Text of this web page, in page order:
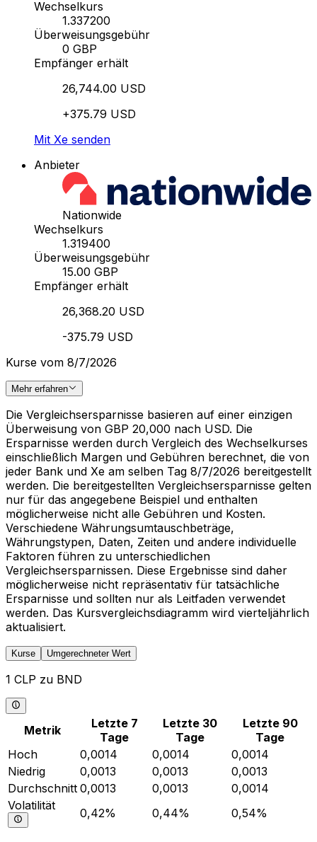
Wechselkurs
1.337200
Überweisungsgebühr
0 GBP
Empfänger erhält
26,744.00 USD
+375.79 USD
Mit Xe senden
Anbieter
Nationwide
Wechselkurs
1.319400
Überweisungsgebühr
15.00 GBP
Empfänger erhält
26,368.20 USD
-375.79 USD
Kurse vom 8/7/2026
Mehr erfahren
Die Vergleichsersparnisse basieren auf einer einzigen
Überweisung von GBP 20,000 nach USD. Die
Ersparnisse werden durch Vergleich des Wechselkurses
einschließlich Margen und Gebühren berechnet, die von
jeder Bank und Xe am selben Tag 8/7/2026 bereitgestellt
werden. Die bereitgestellten Vergleichsersparnisse gelten
nur für das angegebene Beispiel und enthalten
möglicherweise nicht alle Gebühren und Kosten.
Verschiedene Währungsumtauschbeträge,
Währungstypen, Daten, Zeiten und andere individuelle
Faktoren führen zu unterschiedlichen
Vergleichsersparnissen. Diese Ergebnisse sind daher
möglicherweise nicht repräsentativ für tatsächliche
Ersparnisse und sollten nur als Leitfaden verwendet
werden. Das Kursvergleichsdiagramm wird vierteljährlich
aktualisiert.
Kurse Umgerechneter Wert
1 CLP zu BND
Metrik
Letzte 7
Tage
Letzte 30
Tage
Letzte 90
Tage
Hoch
0,0014 0,0014
0,0014
Niedrig
0,0013 0,0013
0,0013
Durchschnitt 0,0013 0,0013
0,0014
Volatilität
0,42% 0,44% 0,54%